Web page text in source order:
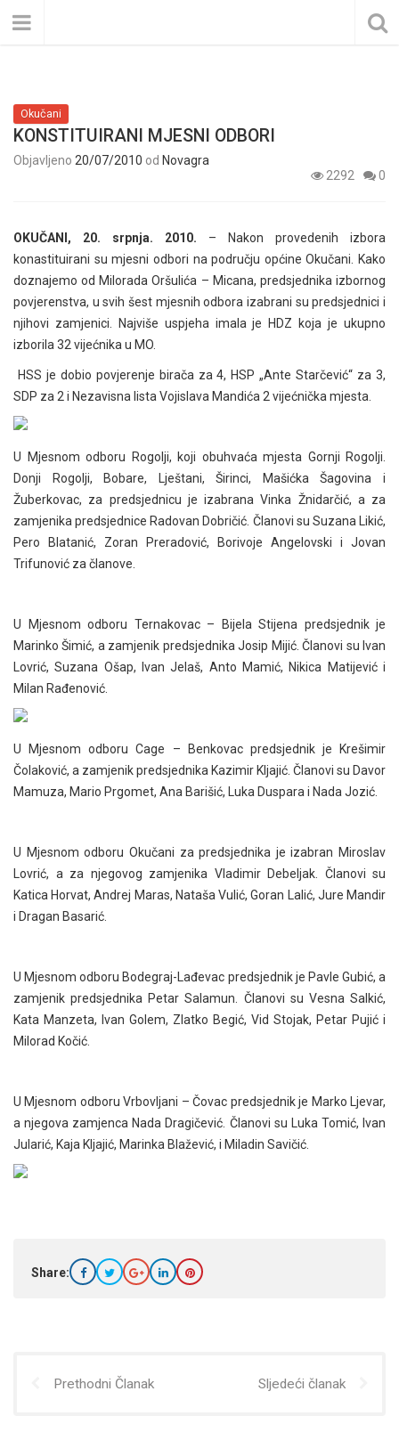
Okučani
KONSTITUIRANI MJESNI ODBORI
Objavljeno 20/07/2010 od Novagra
2292
0
OKUČANI, 20. srpnja. 2010. – Nakon provedenih izbora
konastituirani su mjesni odbori na području općine Okučani. Kako
doznajemo od Milorada Oršulića – Micana, predsjednika izbornog
povjerenstva, u svih šest mjesnih odbora izabrani su predsjednici i
njihovi zamjenici. Najviše uspjeha imala je HDZ koja je ukupno
izborila 32 vijećnika u MO.
HSS je dobio povjerenje birača za 4, HSP „Ante Starčević“ za 3,
SDP za 2 i Nezavisna lista Vojislava Mandića 2 vijećnička mjesta.
U Mjesnom odboru Rogolji, koji obuhvaća mjesta Gornji Rogolji.
Donji Rogolji, Bobare, Lještani, Širinci, Mašićka Šagovina i
Žuberkovac, za predsjednicu je izabrana Vinka Žnidarčić, a za
zamjenika predsjednice Radovan Dobričić. Članovi su Suzana Likić,
Pero Blatanić, Zoran Preradović, Borivoje Angelovski i Jovan
Trifunović za članove.
U Mjesnom odboru Ternakovac – Bijela Stijena predsjednik je
Marinko Šimić, a zamjenik predsjednika Josip Mijić. Članovi su Ivan
Lovrić, Suzana Ošap, Ivan Jelaš, Anto Mamić, Nikica Matijević i
Milan Rađenović.
U Mjesnom odboru Cage – Benkovac predsjednik je Krešimir
Čolaković, a zamjenik predsjednika Kazimir Kljajić. Članovi su Davor
Mamuza, Mario Prgomet, Ana Barišić, Luka Duspara i Nada Jozić.
U Mjesnom odboru Okučani za predsjednika je izabran Miroslav
Lovrić, a za njegovog zamjenika Vladimir Debeljak. Članovi su
Katica Horvat, Andrej Maras, Nataša Vulić, Goran Lalić, Jure Mandir
i Dragan Basarić.
U Mjesnom odboru Bodegraj-Lađevac predsjednik je Pavle Gubić, a
zamjenik predsjednika Petar Salamun. Članovi su Vesna Salkić,
Kata Manzeta, Ivan Golem, Zlatko Begić, Vid Stojak, Petar Pujić i
Milorad Kočić.
U Mjesnom odboru Vrbovljani – Čovac predsjednik je Marko Ljevar,
a njegova zamjenca Nada Dragičević. Članovi su Luka Tomić, Ivan
Jularić, Kaja Kljajić, Marinka Blažević, i Miladin Savičić.
Share:
Prethodni Članak Sljedeći članak